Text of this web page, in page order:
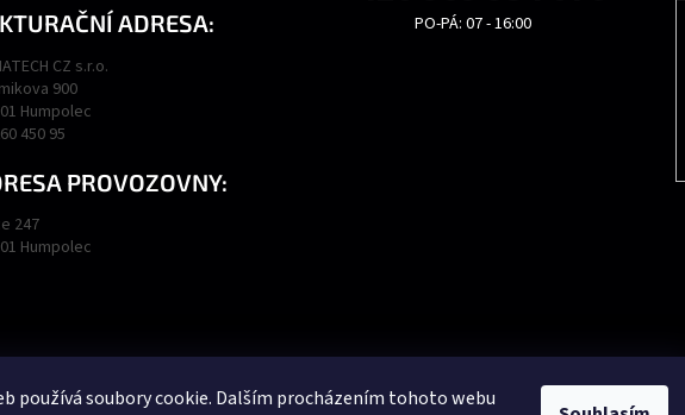
používá soubory cookie. Dalším procházením tohoto webu
ADRESA:
CZ s.r.o.
900
Humpolec
450 95
PROVOZOVNY:
247
Humpolec
PO-PÁ: 07 - 16:00
Podmínky ochrany osobních údajů Obchodní podmínky